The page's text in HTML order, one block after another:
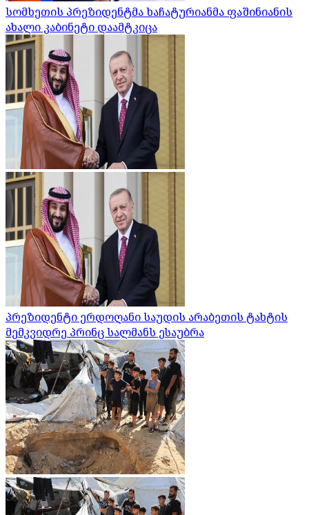
სომხეთის პრეზიდენტმა ხაჩატურიანმა ფაშინიანის
ახალი კაბინეტი დაამტკიცა
პრეზიდენტი ერდოღანი საუდის არაბეთის ტახტის
მემკვიდრე პრინც სალმანს ესაუბრა